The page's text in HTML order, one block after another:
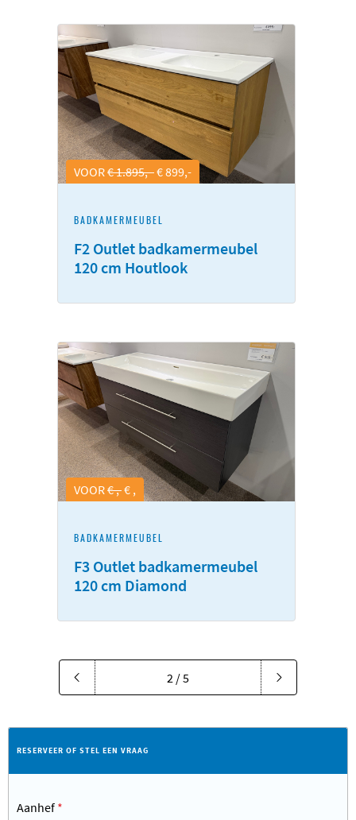
VOOR€ 1.895,-€ 899,-
BADKAMERMEUBEL
F2 Outlet badkamermeubel
120 cm Houtlook
VOOR€ ,€ ,
BADKAMERMEUBEL
F3 Outlet badkamermeubel
120 cm Diamond
2 / 5
RESERVEER OF STEL EEN VRAAG
Aanhef *